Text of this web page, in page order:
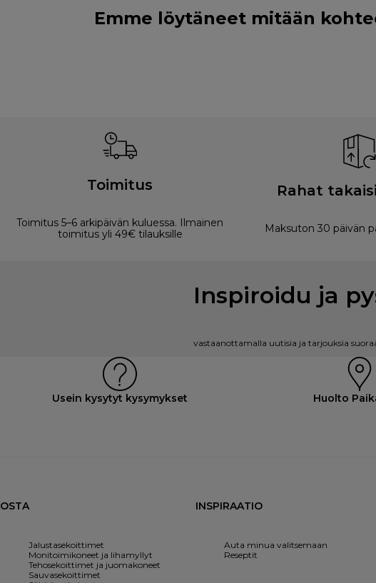
Emme löytäneet mitään
Toimitus
Toimitus 5–6 arkipäivän kuluessa. Ilmainen
toimitus yli 49€ tilauksille
Rahat
Maksuton 30 päivän
Inspiroidu ja
vastaanottamalla uutisia ja tarjouksia
Usein kysytyt kysymykset Huolto
OSTA
Jalustasekoittimet
Monitoimikoneet ja lihamyllyt
Tehosekoittimet ja juomakoneet
Sauvasekoittimet
INSPIRAATIO
Auta minua valitsemaan
Reseptit